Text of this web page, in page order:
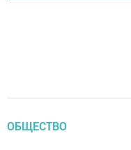
ОБЩЕСТВО